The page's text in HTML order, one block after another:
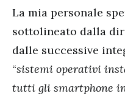
La mia personale
sottolineato dalla
dalle successive
“sistemi operativi
tutti gli smartphone